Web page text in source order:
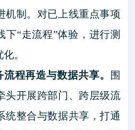
机制。对已上线重点事项
下“走流程”体验，进行测
。
程再造与数据共享。
围
头开展跨部门、跨层级流
统整合与数据共享，打通